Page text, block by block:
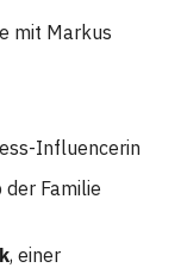
mit Markus
Influencerin
Familie
, einer